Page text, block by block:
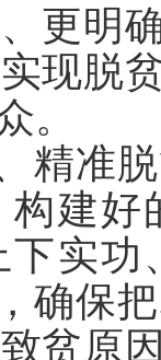
更明
现脱
。
精准
建
实
确保
贫原